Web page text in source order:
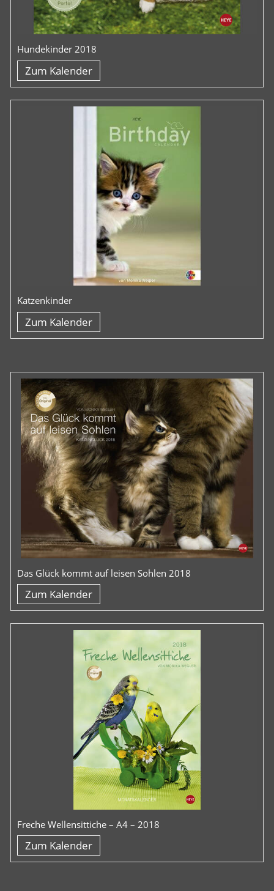
Hundekinder 2018
Zum Kalender
Katzenkinder
Zum Kalender
Das Glück kommt auf leisen Sohlen 2018
Zum Kalender
Freche Wellensittiche – A4 – 2018
Zum Kalender